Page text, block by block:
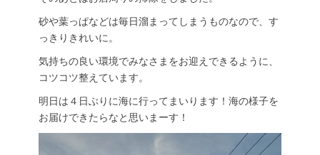
砂や葉っぱなどは毎日溜まってしまうものなので、す
っきりきれいに。
気持ちの良い環境でみなさまをお迎えできるように、
コツコツ整えています。
明日は４日ぶりに海に行ってまいります！海の様子を
お届けできたらなと思いまーす！